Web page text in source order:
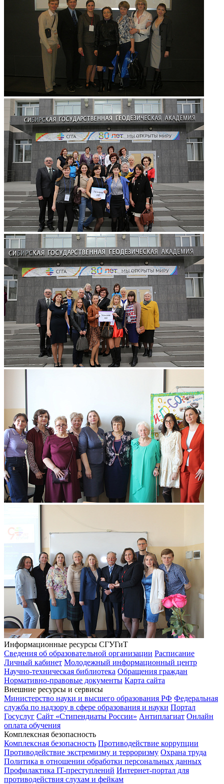
Информационные ресурсы СГУГиТ
Сведения об образовательной организации Расписание
Личный кабинет Молодежный информационный центр
Научно-техническая библиотека Обращения граждан
Нормативно-правовые документы Карта сайта
Внешние ресурсы и сервисы
Министерство науки и высшего образования РФ Федеральная
служба по надзору в сфере образования и науки Портал
Госуслуг Сайт «Стипендиаты России» Антиплагиат Онлайн
оплата обучения
Комплексная безопасность
Комплексная безопасность Противодействие коррупции
Противодействие экстремизму и терроризму Охрана труда
Политика в отношении обработки персональных данных
Профилактика IT-преступлений Интернет-портал для
противодействия слухам и фейкам